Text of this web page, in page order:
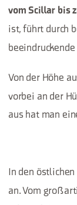
vom Scillar bis
ist, führt durch
beeindruckende
Von der Höhe
vorbei an der
aus hat man
In den
an. Vom